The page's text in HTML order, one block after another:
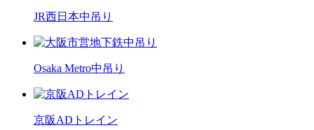
JR西日本中吊り
Osaka Metro中吊り
京阪ADトレイン